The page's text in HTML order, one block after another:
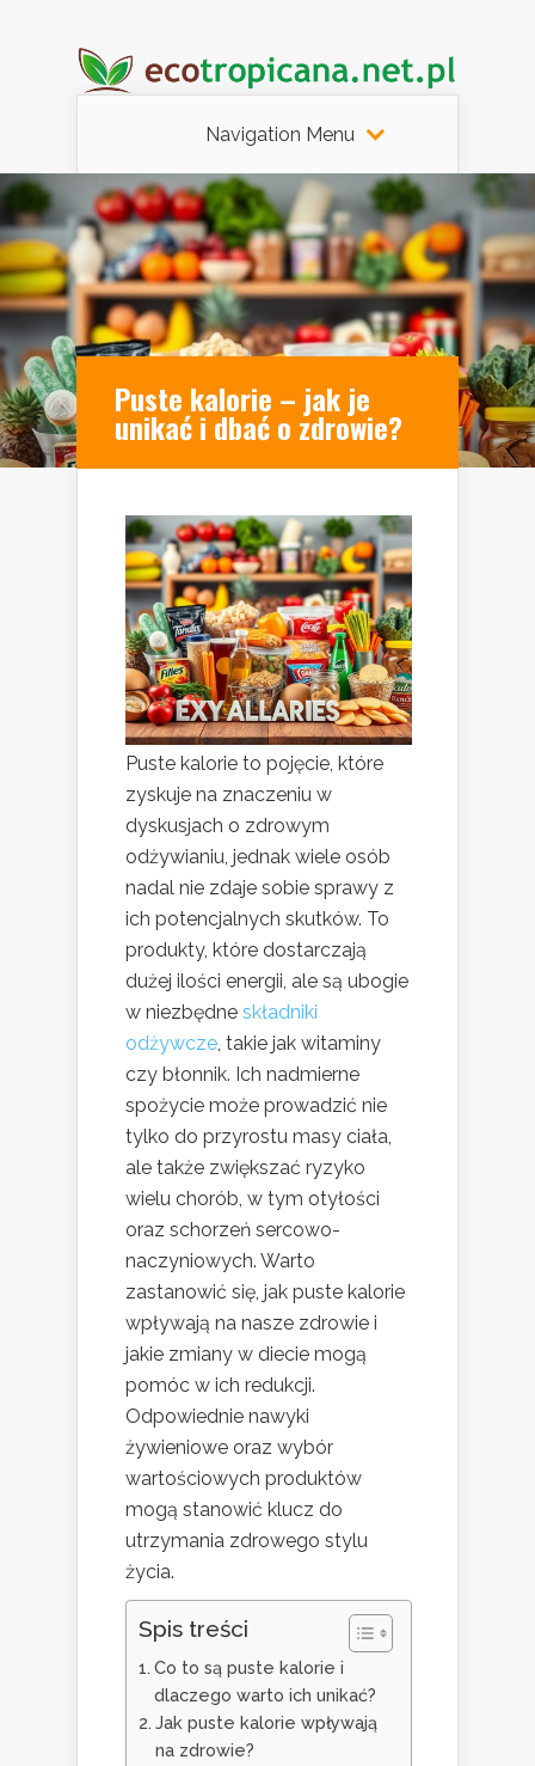
Navigation Menu
Puste kalorie – jak je
unikać i dbać o zdrowie?
Puste kalorie to pojęcie, które
zyskuje na znaczeniu w
dyskusjach o zdrowym
odżywianiu, jednak wiele osób
nadal nie zdaje sobie sprawy z
ich potencjalnych skutków. To
produkty, które dostarczają
dużej ilości energii, ale są ubogie
w niezbędne składniki
odżywcze, takie jak witaminy
czy błonnik. Ich nadmierne
spożycie może prowadzić nie
tylko do przyrostu masy ciała,
ale także zwiększać ryzyko
wielu chorób, w tym otyłości
oraz schorzeń sercowo-
naczyniowych. Warto
zastanowić się, jak puste kalorie
wpływają na nasze zdrowie i
jakie zmiany w diecie mogą
pomóc w ich redukcji.
Odpowiednie nawyki
żywieniowe oraz wybór
wartościowych produktów
mogą stanowić klucz do
utrzymania zdrowego stylu
życia.
Spis treści
Co to są puste kalorie i
dlaczego warto ich unikać?
Jak puste kalorie wpływają
na zdrowie?